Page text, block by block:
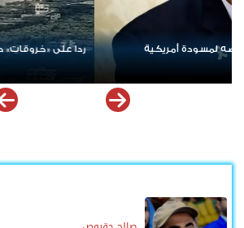
الإمارات ترسخ دعم الموهوبين والمبدعين العرب
ملهمة